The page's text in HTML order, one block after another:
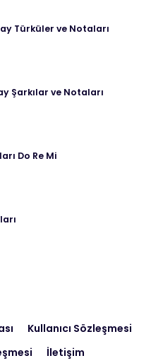
Türküler ve Notaları
Şarkılar ve Notaları
Do Re Mi
Kullanıcı Sözleşmesi
İletişim